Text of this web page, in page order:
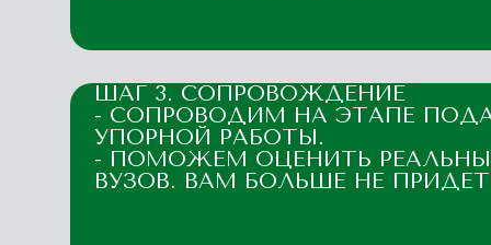
ШАГ 3. СОПРОВОЖДЕНИЕ
- СОПРОВОДИМ НА ЭТАПЕ
УПОРНОЙ РАБОТЫ.
- ПОМОЖЕМ ОЦЕНИТЬ
ВУЗОВ. ВАМ БОЛЬШЕ НЕ